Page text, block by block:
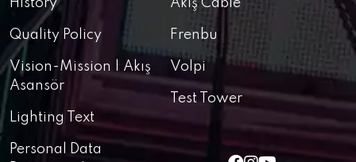
History
Quality Policy
Vision-Mission | Akış
Asansör
Lighting Text
Personal Data
Akış Cable
Frenbu
Volpi
Test Tower